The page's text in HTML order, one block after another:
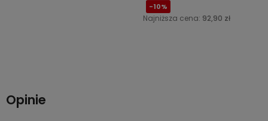
-10%
Najniższa cena: 92,90 zł
Opinie